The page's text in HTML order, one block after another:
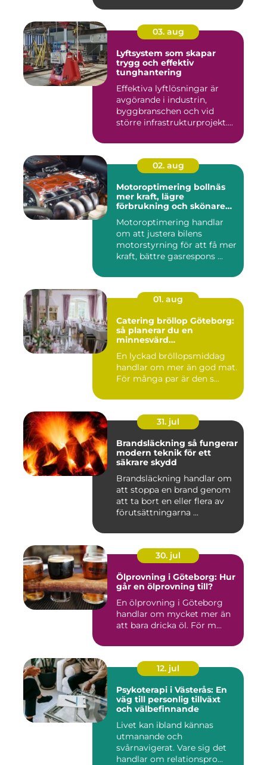
03. aug
Lyftsystem som skapar
trygg och effektiv
tunghantering
Effektiva lyftlösningar är
avgörande i industrin,
byggbranschen och vid
större infrastrukturprojekt....
02. aug
Motoroptimering bollnäs
mer kraft, lägre
förbrukning och skönare
Motoroptimering handlar
om att justera bilens
motorstyrning för att få mer
kraft, bättre gasrespons ...
01. aug
Catering bröllop Göteborg:
så planerar du en
minnesvärd
En lyckad bröllopsmiddag
handlar om mer än god mat.
För många par är den s...
31. jul
Brandsläckning så fungerar
modern teknik för ett
säkrare skydd
Brandsläckning handlar om
att stoppa en brand genom
att ta bort en eller flera av
förutsättningarna ...
30. jul
Ölprovning i Göteborg: Hur
går en ölprovning till?
En ölprovning i Göteborg
handlar om mycket mer än
att bara dricka öl. För m...
12. jul
Psykoterapi i Västerås: En
väg till personlig tillväxt
och välbefinnande
Livet kan ibland kännas
utmanande och
svårnavigerat. Vare sig det
handlar om relationspro...